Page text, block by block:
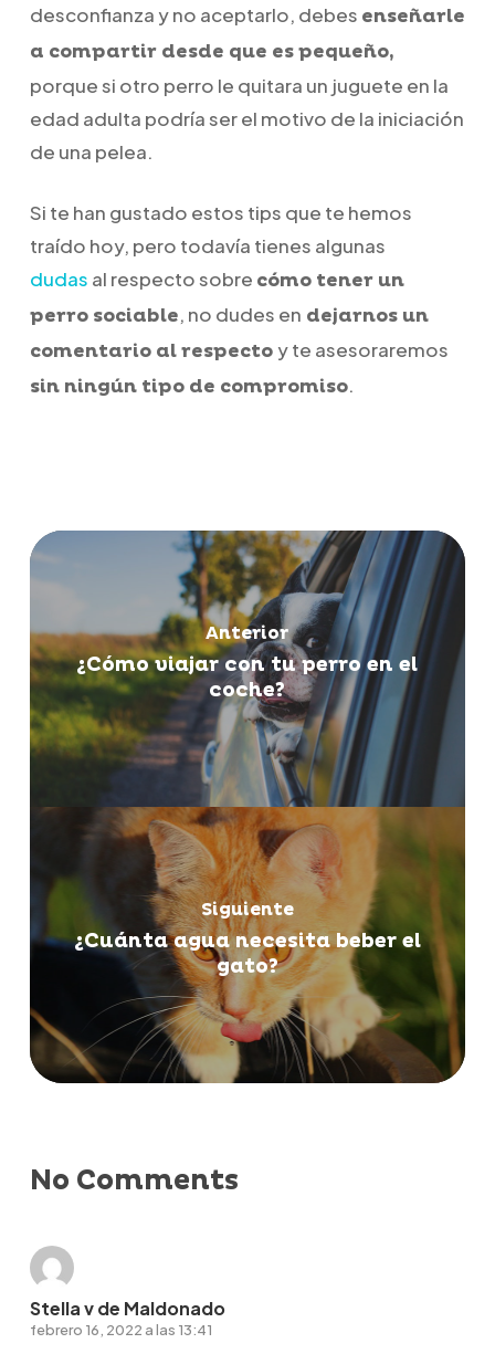
desconfianza y no aceptarlo, debes enseñarle
a compartir desde que es pequeño,
porque si otro perro le quitara un juguete en la
edad adulta podría ser el motivo de la iniciación
de una pelea.
Si te han gustado estos tips que te hemos
traído hoy, pero todavía tienes algunas
dudas al respecto sobre cómo tener un
perro sociable, no dudes en dejarnos un
comentario al respecto y te asesoraremos
sin ningún tipo de compromiso.
Anterior
¿Cómo viajar con tu perro en el
coche?
Siguiente
¿Cuánta agua necesita beber el
gato?
No Comments
Stella v de Maldonado
febrero 16, 2022 a las 13:41